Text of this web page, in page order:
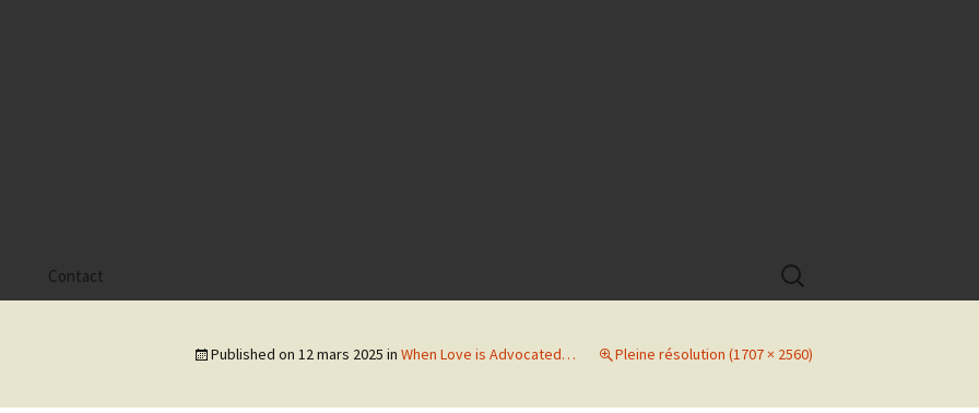
Contact
Rechercher :
Published on 12 mars 2025 in When Love is Advocated… Pleine résolution (1707 × 2560)